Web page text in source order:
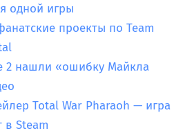
одной игры
проекты по Team
2 нашли «ошибку Майкла
Total War Pharaoh — игра
в Steam